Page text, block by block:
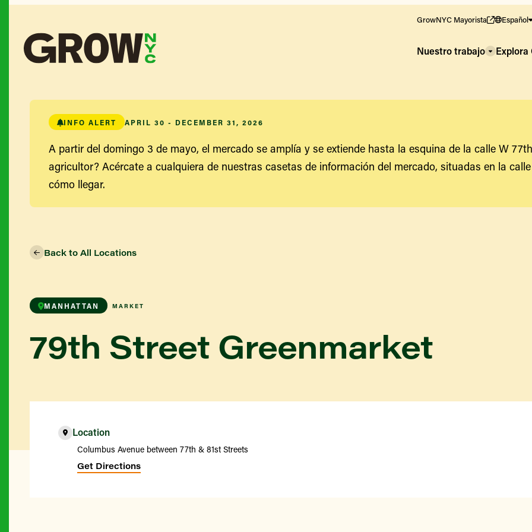
GrowNYC Mayorista Español
Nuestro trabajo Explora
INFO ALERT APRIL 30 - DECEMBER 31, 2026
A partir del domingo 3 de mayo, el mercado se amplía y se extiende hasta la esquina de la calle W
agricultor? Acércate a cualquiera de nuestras casetas de información del mercado, situadas en la
cómo llegar.
Back to All Locations
MANHATTAN MARKET
79th Street Greenmarket
Location
Columbus Avenue between 77th & 81st Streets
Get Directions